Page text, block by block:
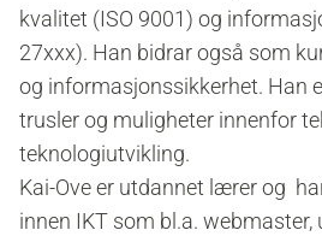
kvalitet (ISO 9001) og
27xxx). Han bidrar også som
og informasjonssikkerhet. Han
trusler og muligheter innenfor
teknologiutvikling.
Kai-Ove er utdannet lærer og
innen IKT som bl.a. webmaster,